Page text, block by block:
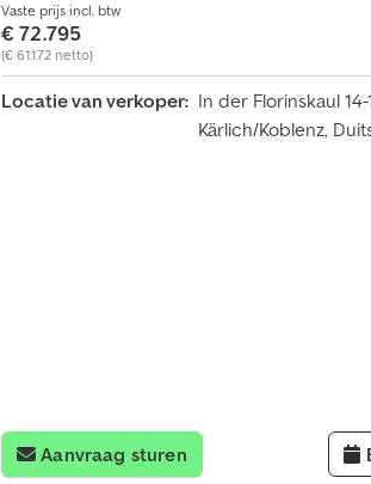
Vaste prijs incl. btw
€ 72.795
(€ 61.172 netto)
Locatie van verkoper: In der Florinskaul
Kärlich/Koblenz,
Aanvraag sturen